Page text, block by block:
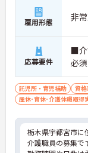
雇用形態 非
応募要件
■介
必須
託児所・育児補助 資
産休･育休･介護休暇取得
栃木県宇都宮市に
介護職員の募集で